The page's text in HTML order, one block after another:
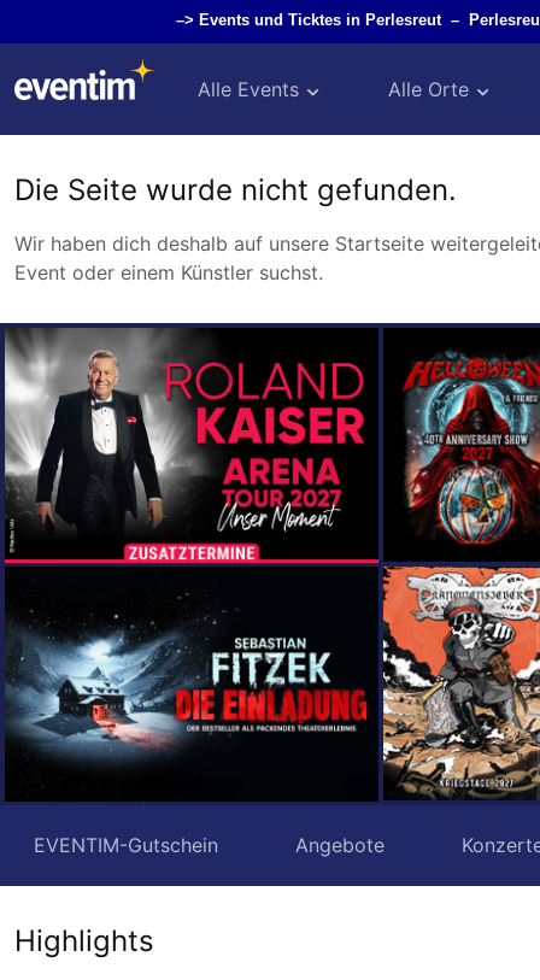
–> Events und Ticktes in Perlesreut–